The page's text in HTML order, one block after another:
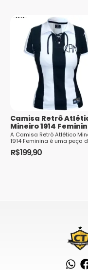
Camisa Retrô
Mineiro 1914
A Camisa Retrô Atlético
1914 Feminina é uma peça
vestuário que celebra a
tradição do Clube Atlético
R$199,90